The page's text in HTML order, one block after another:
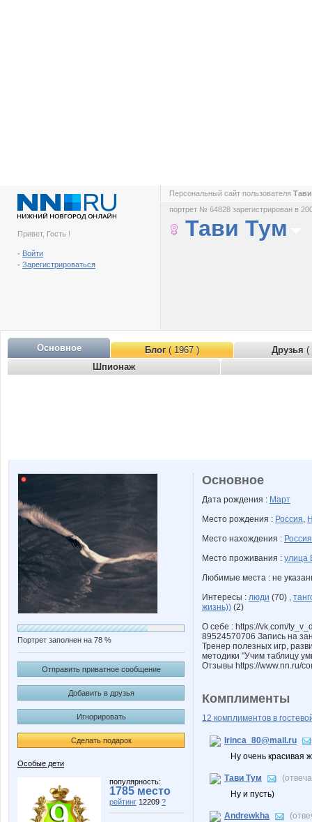
Привет, Гость !
- Войти
- Зарегистрироваться
Персональный сайт пользователя
портрет № 64828 зарегистрирован в
Тави Тум
Основное Блог( 1967 ) Друзья (
Шпионаж
Портрет заполнен на 78 %
Отправить приватное сообщение
Добавить в друзья
Игнорировать
Сделать подарок
Особые дети
популярность:
1785 место
рейтинг 12209 ?
Основное
Дата рождения : Март
Место рождения : Россия,
Место нахождения : Россия
Место проживания : улица
Любимые места : не
Интересы : люди (70) ,
жизнь)) (2)
О себе : https://vk.com/
89524570706 Запись на
Тренер полезных игр,
методики "Учим таблицу
Отзывы https://www.nn.ru/
Комплименты
12 комплиментов в
Irinca_80@mail.ru
Ну очень красивая
Тави Тум
Ну и пусть)
Andrewkha